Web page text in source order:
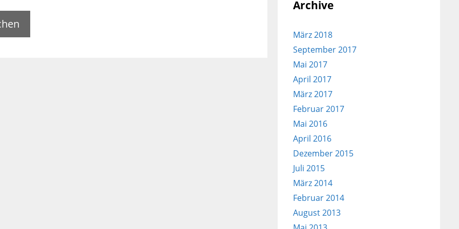
Archive
März 2018
September 2017
Mai 2017
April 2017
März 2017
Februar 2017
Mai 2016
April 2016
Dezember 2015
Juli 2015
März 2014
Februar 2014
August 2013